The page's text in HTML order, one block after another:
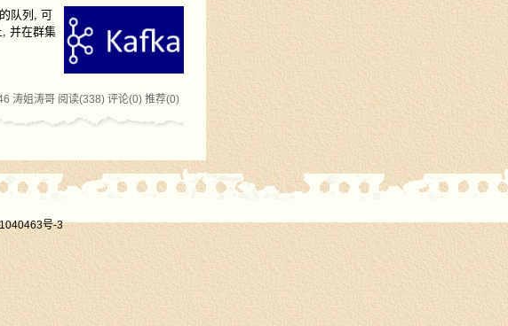
队列, 可
并在群集
涛姐涛哥 阅读(338) 评论(0) 推荐(0)
号-3